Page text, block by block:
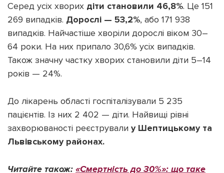
Серед усіх хворих діти становили 46,8%. Це 151
269 випадків. Дорослі — 53,2%, або 171 938
випадків. Найчастіше хворіли дорослі віком 30–
64 роки. На них припало 30,6% усіх випадків.
Також значну частку хворих становили діти 5–14
років — 24%.
До лікарень області госпіталізували 5 235
пацієнтів. Із них 2 402 — діти. Найвищі рівні
захворюваності реєстрували у Шептицькому та
Львівському районах.
Читайте також: «Смертність до 30%»: що таке